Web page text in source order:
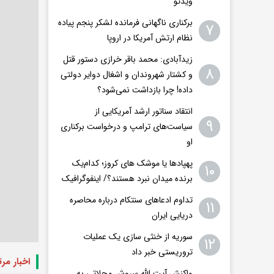
اخبار
۷
برکناری ناگهانی فرمانده لشکر پنجم پیاده‌
نظام ارتش آمریکا در اروپا
۸
زیدآبادی: محمد باقر خرازی دستور قتل
و کشتار شهروندان و اشغال دوایر دولتی
داده! چرا بازداشت نمی‌شود؟
۹
انتقاد سناتور ارشد آمریکایی از
سیاست‌های ترامپ و درخواست برکناری
او
۱۰
پهپادها یا موشک های کروز؛ کدام‌یک
برنده میدان نبرد هستند؟/ اینفوگرافیک
۱۱
تداوم ادعاهای سنتکام درباره محاصره
دریایی ایران
۱۲
سوریه از خنثی سازی یک عملیات
تروریستی خبر داد